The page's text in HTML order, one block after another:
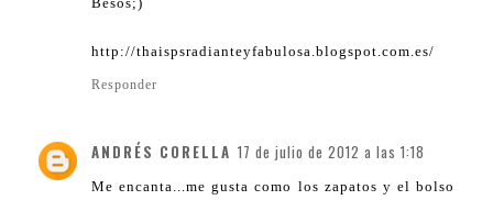
http://thaispsradianteyfabulosa.blogspot.com.es/
Responder
ANDRÉS CORELLA 17 de julio de 2012 a las 1:18
Me encanta...me gusta como los zapatos y el bolso